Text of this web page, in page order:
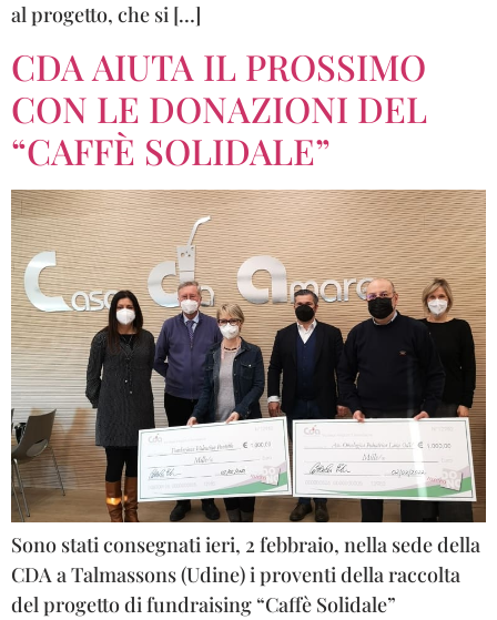
al progetto, che si […]
CDA AIUTA IL PROSSIMO
CON LE DONAZIONI DEL
“CAFFÈ SOLIDALE”
Sono stati consegnati ieri, 2 febbraio, nella sede della
CDA a Talmassons (Udine) i proventi della raccolta
del progetto di fundraising “Caffè Solidale”